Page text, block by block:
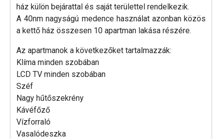
ház külön bejárattal és saját területtel rendelkezik.
A 40nm nagyságú medence használat azonban közös
a kettő ház összesen 10 apartman lakása részére.
Az apartmanok a következőket tartalmazzák:
Klíma minden szobában
LCD TV minden szobában
Széf
Nagy hűtőszekrény
Kávéfőző
Vízforraló
Vasalódeszka